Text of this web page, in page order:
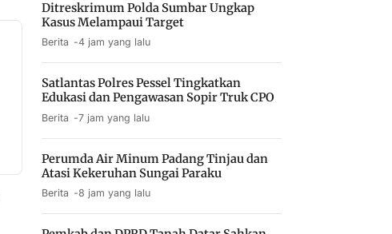
Ditreskrimum Polda Sumbar Ungkap
Kasus Melampaui Target
Berita 4 jam yang lalu
Satlantas Polres Pessel Tingkatkan
Edukasi dan Pengawasan Sopir Truk CPO
Berita 7 jam yang lalu
Perumda Air Minum Padang Tinjau dan
Atasi Kekeruhan Sungai Paraku
Berita 8 jam yang lalu